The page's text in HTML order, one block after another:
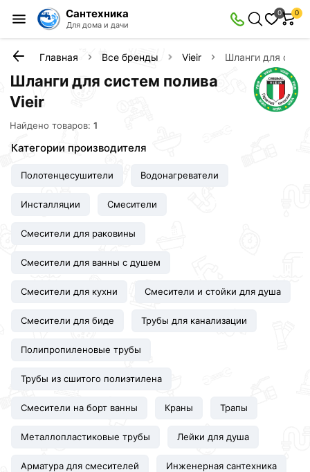
Сантехника
Для дома и дачи
0 0
Главная Все бренды Vieir Шланги для
Шланги для систем полива
Vieir
Найдено товаров:1
Категории производителя
Полотенцесушители Водонагреватели
Инсталляции Смесители
Смесители для раковины
Смесители для ванны с душем
Смесители для кухни Смесители и стойки для душа
Смесители для биде Трубы для канализации
Полипропиленовые трубы
Трубы из сшитого полиэтилена
Смесители на борт ванны Краны Трапы
Металлопластиковые трубы Лейки для душа
Арматура для смесителей Инженерная сантехника